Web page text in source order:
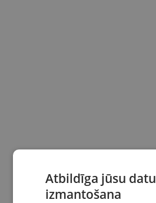
Atbildīga jūsu datu
izmantošana